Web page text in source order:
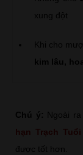
xung đột
Khi cho
kim lâu,
Chú ý: Ngoài
hạn Trạch Tuổi
được tốt hơn.